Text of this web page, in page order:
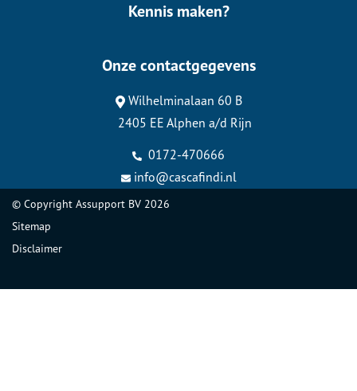
Kennis maken?
Onze contactgegevens
Wilhelminalaan 60 B
2405 EE Alphen a/d Rijn
0172-470666
info@cascafindi.nl
© Copyright Assupport BV 2026
Sitemap
Disclaimer